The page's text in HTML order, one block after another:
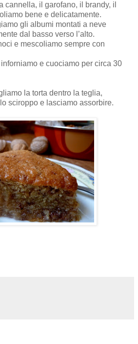
cannella, il garofano, il brandy, il
bene e delicatamente.
gli albumi montati a neve
dal basso verso l’alto.
e mescoliamo sempre con
e cuociamo per circa 30
la torta dentro la teglia,
sciroppo e lasciamo assorbire.